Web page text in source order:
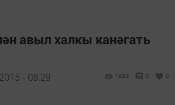
авыл халкы канәгать
- 08:29 1683 0 0